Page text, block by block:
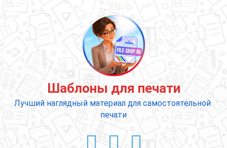
содержимому
Шаблоны для печати
Лучший наглядный материал для самостоятельной
печати
ВКонтакте
YouTube
E-mail